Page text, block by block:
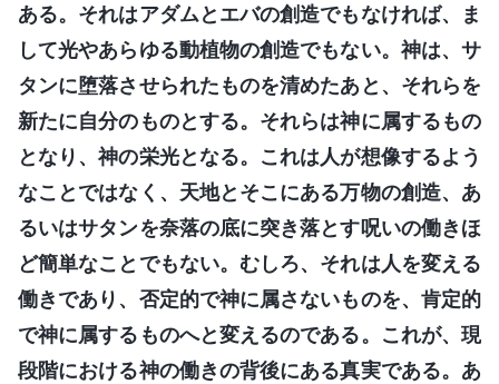
ある。それはアダムとエバの創造でもなければ、ま
して光やあらゆる動植物の創造でもない。神は、サ
タンに堕落させられたものを清めたあと、それらを
新たに自分のものとする。それらは神に属するもの
となり、神の栄光となる。これは人が想像するよう
なことではなく、天地とそこにある万物の創造、あ
るいはサタンを奈落の底に突き落とす呪いの働きほ
ど簡単なことでもない。むしろ、それは人を変える
働きであり、否定的で神に属さないものを、肯定的
で神に属するものへと変えるのである。これが、現
段階における神の働きの背後にある真実である。あ